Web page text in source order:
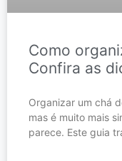
Como
Confira as
Organizar um chá
mas é muito mais
parece. Este guia